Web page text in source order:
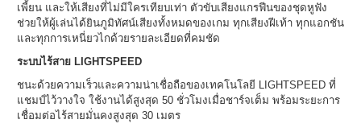
เพี้ยน และให้เสียงที่ไม่มีใครเทียบเท่า ตัวขับเสียงแกรฟีนของชุดหูฟัง
ช่วยให้ผู้เล่นได้ยินภูมิทัศน์เสียงทั้งหมดของเกม ทุกเสียงฝีเท้า ทุกแอกชัน
และทุกการเหนี่ยวไกด้วยรายละเอียดที่คมชัด
ระบบไร้สาย LIGHTSPEED
ชนะด้วยความเร็วและความน่าเชื่อถือของเทคโนโลยี LIGHTSPEED ที่
แชมป์ไว้วางใจ ใช้งานได้สูงสุด 50 ชั่วโมงเมื่อชาร์จเต็ม พร้อมระยะการ
เชื่อมต่อไร้สายมั่นคงสูงสุด 30 เมตร